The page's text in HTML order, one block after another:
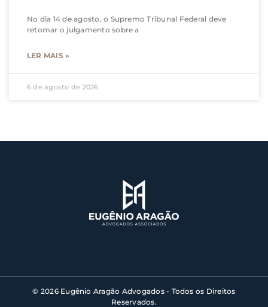
No dia 14 de agosto, o Supremo Tribunal Federal deve
retomar o julgamento sobre a
LER MAIS »
6 de agosto de 2026
© 2026 Eugênio Aragão Advogados - Todos os Direitos
Reservados.